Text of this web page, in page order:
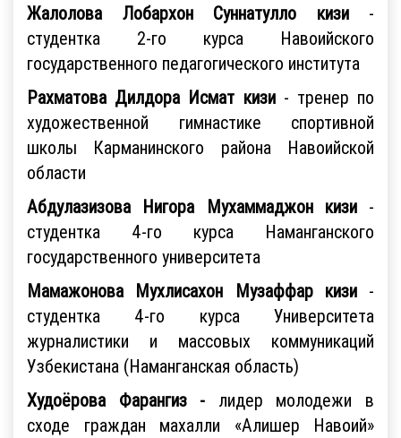
Жалолова Лобархон Суннатулло кизи-
студентка 2-го курса Навоийского
государственного педагогического института
Рахматова Дилдора Исмат кизи- тренер по
художественной гимнастике спортивной
школы Карманинского района Навоийской
области
Абдулазизова Нигора Мухаммаджон кизи-
студентка 4-го курса Наманганского
государственного университета
Мамажонова Мухлисахон Музаффар кизи-
студентка 4-го курса Университета
журналистики и массовых коммуникаций
Узбекистана (Наманганская область)
Худоёрова Фарангиз - лидер молодежи в
сходе граждан махалли «Алишер Навоий»